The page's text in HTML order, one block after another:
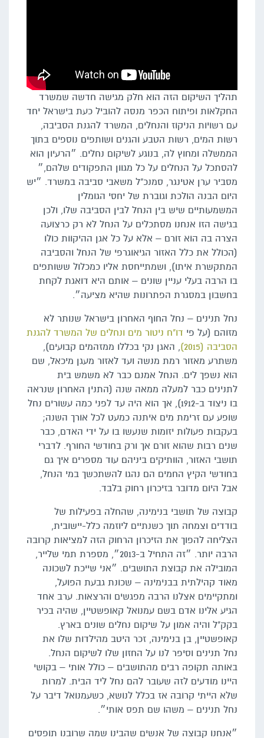
תהליך השיקום הזה הוא חלק מגישה חדשה שמשרד
החקלאות ופיתוח הכפר מנסה להוביל כעת בישראל יחד
עם רשויות הניקוז והנחלים, המשרד להגנת הסביבה,
רשות המים, רשות הטבע והגנים ושותפים נוספים בתוך
הממשלה ומחוץ לה, בנוגע לשיקום נחלים. ״הרעיון הוא
להסתכל על הנחלים על כל מגוון התפקודים שלהם,״
מסביר ערן אטינגר, סמנכ"ל משאבי סביבה במשרד. ״יש
היום הבנה הולכת וגוברת של יחסי הגומלין
המשמעותיים שיש בין הנחל לבין הסביבה שלו, ולכן
בגישה הזו אנחנו מסתכלים על הנחל לא רק כרצועה
הצרה בה הוא זורם – אלא על כל אגן ההיקוות כולו
(הכולל את כלל האזור הגיאוגרפי של הנחל והסביבה
המתקשרת איתו), ושמתייחסת אליו כמכלול ששותפים
בו הרבה בעלי עניין שונים – אותם היא דואגת לקחת
בחשבון במסגרת הפתרונות שהיא מציעה״.
נחל תנינים – נחל החוף האחרון בישראל שנותר לא
מזוהם (על פי דו"ח ניטור מים ונחלים של המשרד להגנת
הסביבה (2015)
, האגן נקי בכללו ממזהמים קבועים),
משתרע מאזור רמת מנשה ועד לאזור מעגן מיכאל, שם
הוא נשפך לים. הנחל אמנם כבר לא משמש בית
לתנינים כבר למעלה ממאה שנה (התנין האחרון שנראה
בו ניצוד ב-1912), אך הוא היה עד לפני כמה עשורים נחל
שופע עם זרימת מים איתנה כמעט לכל אורך השנה;
בעקבות פעולות יזומות שנעשו בו על ידי האדם, כבר
שנים רבות שהוא זורם אך ורק בחודשי החורף. לדברי
תושבי האזור, הוותיקים ביניהם עוד מספרים איך גם
בחודשי הקיץ החמים הם נהגו להשתכשך במי הנחל,
אבל היום מדובר בזיכרון רחוק בלבד.
קבוצה של תושבי בנימינה, שהחלה בפעילות של
בודדים וצמחה תוך כשנתיים ליוזמה כלל-יישובית,
הצליחה להפוך את הזיכרון הרחוק הזה למציאות קרובה
הרבה יותר. ״זה התחיל ב-2013״, מספרת תמי שלייר,
המובילה את קבוצת התושבים. ״אני שייכת לשכונה
מאוד קהילתית בבנימינה – שכונת גבעת הפועל,
ומתקיימים אצלנו הרבה מפגשים והרצאות. ערב אחד
הגיע אלינו אדם בשם עמנואל קאופשטיין, שהיה בכיר
בקק"ל והיה אמון על שיקום נחלים שונים בארץ.
קאופשטיין, בן בנימינה, זכר היטב מהילדות שלו את
נחל תנינים וסיפר לנו על החזון שלו לשיקום הנחל.
באותה תקופה רבים מהתושבים – כולל אותי – בקושי
היינו מודעים לזה שעובר להם נחל ליד הבית. למרות
שלא הייתי קרובה אז בכלל לנושא, כשעמנואל דיבר על
נחל תנינים – משהו שם תפס אותי״.
״אנחנו קבוצה של אנשים שהבינו שמה שרובנו תופסים